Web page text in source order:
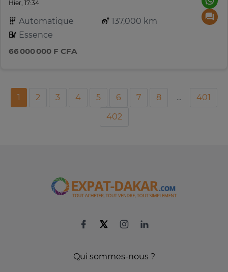
Hier, 17:34
Automatique
137,000 km
Essence
66 000 000 F CFA
1 2 3 4 5 6 7 8 ...
401
402
Qui sommes-nous ?